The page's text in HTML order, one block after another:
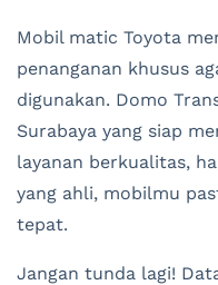
Mobil matic Toyota
penanganan khusus
digunakan. Domo
Surabaya yang siap
layanan berkualitas,
yang ahli, mobilmu
tepat.
Jangan tunda lagi!